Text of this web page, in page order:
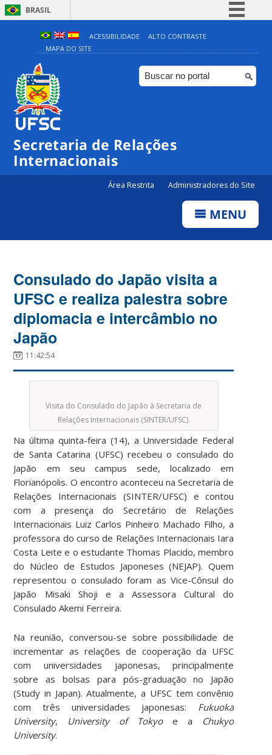
BRASIL
Simplifique!
Comunica BR
Participe
ACESSIBILIDADE
ALTO CONTRASTE
MAPA DO SITE
Secretaria de Relações
Internacionais
Área Restrita Administradores do Site
MENU
Consulado do Japão visita a
UFSC e realiza palestra sobre
diplomacia e intercâmbio no
Japão
11:42:54
Visita do Consulado do Japão à Secretaria de
Relações Internacionais (SINTER/UFSC).
Na última quinta-feira (14), a Universidade Federal
de Santa Catarina (UFSC) recebeu o consulado do
Japão em seu campus sede, localizado em
Florianópolis. O encontro aconteceu na Secretaria de
Relações Internacionais (SINTER/UFSC) e contou
com a presença do Secretário de Relações
Internacionais Luiz Carlos Pinheiro Machado Filho, a
professora do curso de Relações Internacionais Iara
Costa Leite e o estudante Thomas Placido, membro
do Núcleo de Estudos Japoneses (NEJAP). Quem
representou o consulado foram as Vice-Cônsul do
Japão Misaki Shoji e a Assessora Cultural do
Consulado Akemi Ferreira.
Na reunião, conversou-se sobre possibilidade de
incrementar as relações de cooperação da UFSC
com universidades japonesas, principalmente
sobre as bolsas para pós-graduação no Japão
(Study in Japan). Atualmente, a UFSC tem convênio
com três universidades japonesas: Fukuoka
University, University of Tokyoe a Chukyo
University.